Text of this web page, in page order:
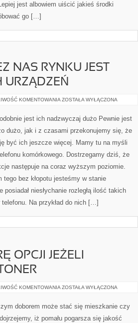
jest albowiem uiścić jakieś środki
go […]
NAS RYNKU JEST
URZĄDZEŃ
KOMENTOWANIA NA
RYNKU
DUŻO
URZĄDZEŃ
ZOSTAŁA WYŁĄCZONA
jest ich nadzwyczaj dużo Pewnie jest
dużo, jak i z czasami przekonujemy się, że
być ich jeszcze więcej. Mamy tu na myśli
komórkowego. Dostrzegamy dziś, że
następuje na coraz wyższym poziomie.
tego bez kłopotu jesteśmy w stanie
niesłychanie rozległą ilość takich
Na przykład do nich […]
OPCJI JEŻELI
KOMENTOWANIA MAMY
PARĘ
OPCJI
PRAGNIEMY
ZOSTAŁA WYŁĄCZONA
doborem może stać się mieszkanie czy
iż pomału pogarsza się jakość